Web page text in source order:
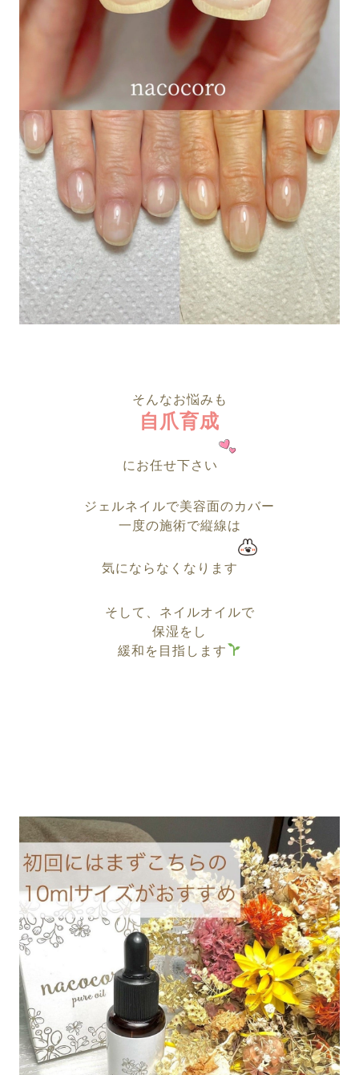
そんなお悩みも
自爪育成
にお任せ下さい
ジェルネイルで美容面のカバー
一度の施術で縦線は
気にならなくなります
そして、ネイルオイルで
保湿をし
緩和を目指します